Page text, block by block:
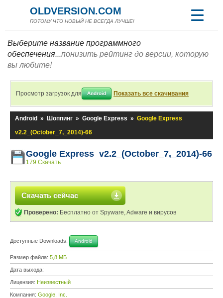
OLDVERSION.COM
ПОТОМУ ЧТО НОВЫЙ НЕ ВСЕГДА ЛУЧШЕ!
Выберите название программного
обеспечения...понизить рейтинг до версии, которую
вы любите!
Просмотр загрузок для Android Показать все скачивания
Android » Шоппинг » Google Express » Google Express
v2.2_(October_7,_2014)-66
Google Express v2.2_(October_7,_2014)-66
179 Скачать
Скачать сейчас
Проверено: Бесплатно от Spyware, Adware и вирусов
Доступные Downloads: Android
Размер файла: 5,8 МБ
Дата выхода:
Лицензия: Неизвестный
Компания: Google, Inc.